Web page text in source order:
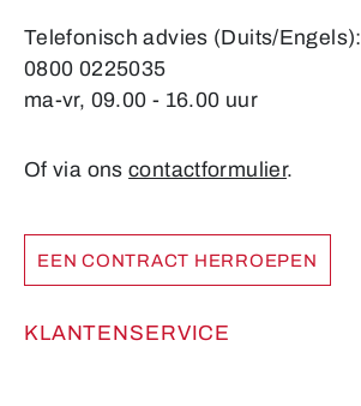
Telefonisch advies (Duits/Engels):
0800 0225035
ma-vr, 09.00 - 16.00 uur
Of via onscontactformulier.
EEN CONTRACT HERROEPEN
KLANTENSERVICE